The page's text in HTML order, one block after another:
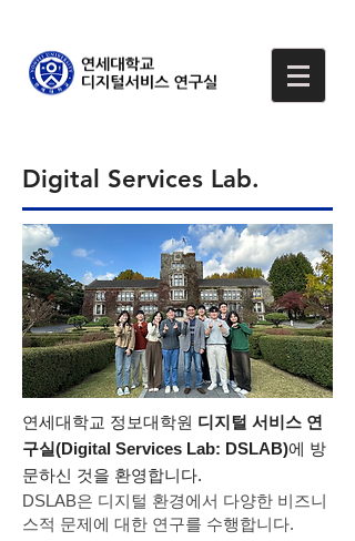
Digital Services Lab.
연세대학교 정보대학원 디지털 서비스 연
구실(Digital Services Lab: DSLAB)에 방
문하신 것을 환영합니다.
DSLAB은 디지털 환경에서 다양한 비즈니
스적 문제에 대한 연구를 수행합니다.